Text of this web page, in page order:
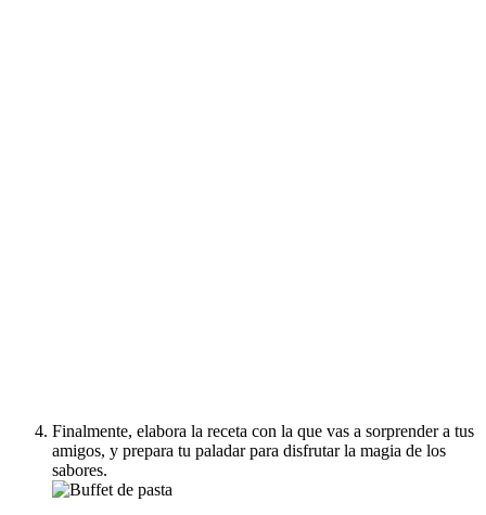
Finalmente, elabora la receta con la que vas a sorprender a tus
amigos, y prepara tu paladar para disfrutar la magia de los
sabores.